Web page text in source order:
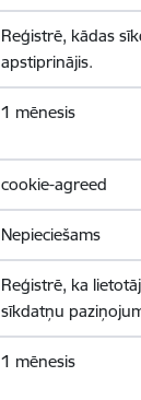
Reģistrē, kādas
apstiprinājis.
1 mēnesis
cookie-agreed
Nepieciešams
Reģistrē, ka
sīkdatņu
1 mēnesis